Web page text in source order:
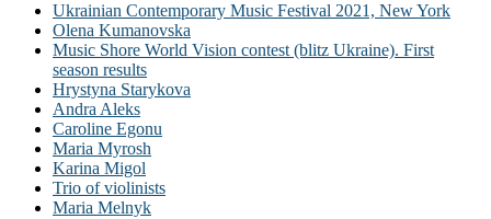
Ukrainian Contemporary Music Festival 2021, New York
Olena Kumanovska
Music Shore World Vision contest (blitz Ukraine). First
season results
Hrystyna Starykova
Andra Aleks
Caroline Egonu
Maria Myrosh
Karina Migol
Trio of violinists
Maria Melnyk